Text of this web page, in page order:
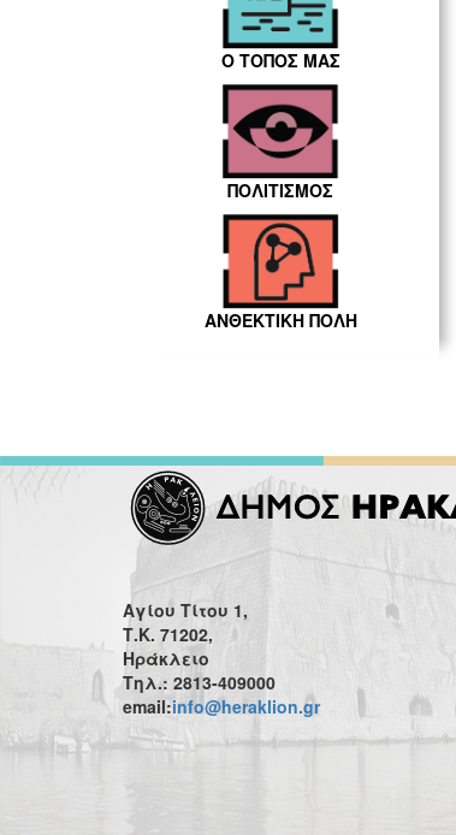
Ο ΤΟΠΟΣ ΜΑΣ
ΠΟΛΙΤΙΣΜΟΣ
ΑΝΘΕΚΤΙΚΗ ΠΟΛΗ
Αγίου Τίτου 1,
Τ.Κ. 71202,
Ηράκλειο
Τηλ.: 2813-409000
email:info@heraklion.gr